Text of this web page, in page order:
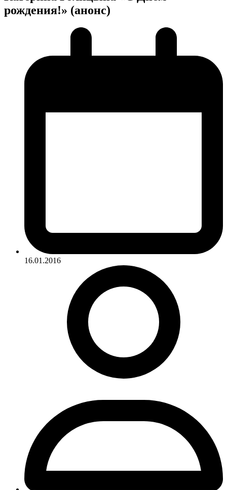
рождения!» (анонс)
16.01.2016